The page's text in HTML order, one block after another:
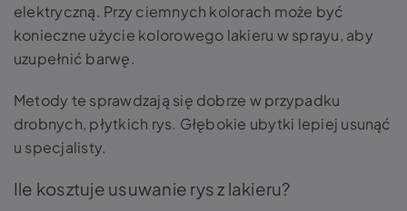
elektryczną. Przy ciemnych kolorach może być
konieczne użycie kolorowego lakieru w sprayu, aby
uzupełnić barwę.
Metody te sprawdzają się dobrze w przypadku
drobnych, płytkich rys. Głębokie ubytki lepiej usunąć
u specjalisty.
Ile kosztuje usuwanie rys z lakieru?